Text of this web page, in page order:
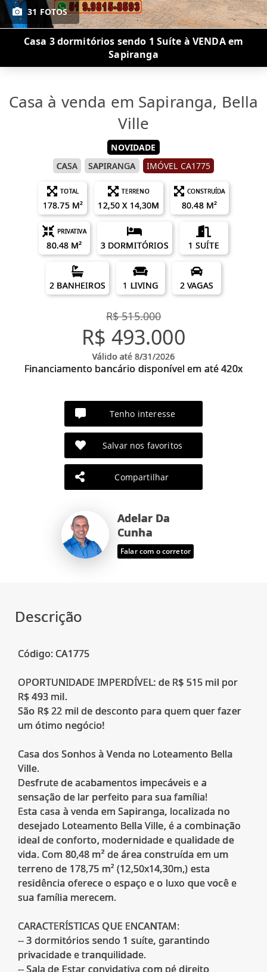
31 FOTOS
Casa 3 dormitórios sendo 1 Suíte à VENDA em
Sapiranga
Casa à venda em Sapiranga, Bella
Ville
NOVIDADE
CASA
SAPIRANGA IMÓVEL CA1775
TOTAL
178.75 M²
TERRENO
12,50 X 14,30M
CONSTRUÍDA
80.48 M²
PRIVATIVA
80.48 M² 3 DORMITÓRIOS 1 SUÍTE
2 BANHEIROS 1 LIVING 2 VAGAS
R$ 515.000
R$ 493.000
Válido até 8/31/2026
Financiamento bancário disponível em até 420x
Tenho interesse
Salvar nos favoritos
Compartilhar
Adelar Da
Cunha
Falar com o corretor
Descrição
Código: CA1775
OPORTUNIDADE IMPERDÍVEL: de R$ 515 mil por
R$ 493 mil.
São R$ 22 mil de desconto para quem quer fazer
um ótimo negócio!
Casa dos Sonhos à Venda no Loteamento Bella
Ville.
Desfrute de acabamentos impecáveis e a
sensação de lar perfeito para sua família!
Esta casa à venda em Sapiranga, localizada no
desejado Loteamento Bella Ville, é a combinação
ideal de conforto, modernidade e qualidade de
vida. Com 80,48 m² de área construída em um
terreno de 178,75 m² (12,50x14,30m,) esta
residência oferece o espaço e o luxo que você e
sua família merecem.
CARACTERÍSTICAS QUE ENCANTAM:
-- 3 dormitórios sendo 1 suíte, garantindo
privacidade e tranquilidade.
-- Sala de Estar convidativa com pé direito